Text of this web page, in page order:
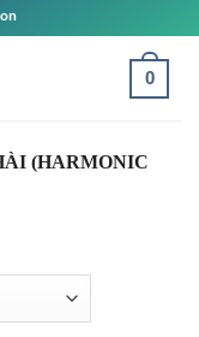
0
(HARMONIC